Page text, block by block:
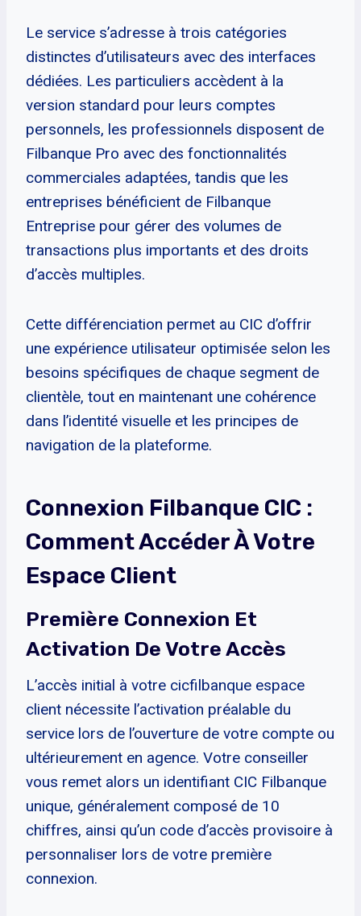
Le service s’adresse à trois catégories
distinctes d’utilisateurs avec des interfaces
dédiées. Les particuliers accèdent à la
version standard pour leurs comptes
personnels, les professionnels disposent de
Filbanque Pro avec des fonctionnalités
commerciales adaptées, tandis que les
entreprises bénéficient de Filbanque
Entreprise pour gérer des volumes de
transactions plus importants et des droits
d’accès multiples.
Cette différenciation permet au CIC d’offrir
une expérience utilisateur optimisée selon les
besoins spécifiques de chaque segment de
clientèle, tout en maintenant une cohérence
dans l’identité visuelle et les principes de
navigation de la plateforme.
Connexion Filbanque CIC :
Comment Accéder À Votre
Espace Client
Première Connexion Et
Activation De Votre Accès
L’accès initial à votre cicfilbanque espace
client nécessite l’activation préalable du
service lors de l’ouverture de votre compte ou
ultérieurement en agence. Votre conseiller
vous remet alors un identifiant CIC Filbanque
unique, généralement composé de 10
chiffres, ainsi qu’un code d’accès provisoire à
personnaliser lors de votre première
connexion.